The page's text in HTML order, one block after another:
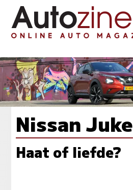
Nissan Juke
Haat of liefde?